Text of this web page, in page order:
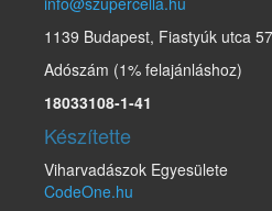
1139 Budapest, Fiastyúk utca
Adószám (1% felajánláshoz)
18033108-1-41
Készítette
Viharvadászok Egyesülete
CodeOne.hu